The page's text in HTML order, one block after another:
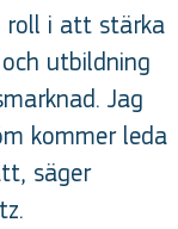
roll i att stärka
utbildning
Jag
kommer leda
säger